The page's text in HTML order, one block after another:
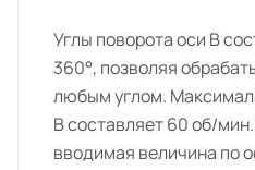
Углы поворота оси B
360°, позволяя
любым углом.
B составляет 60 об/
вводимая величина по